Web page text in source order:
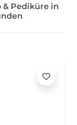
Pediküre in